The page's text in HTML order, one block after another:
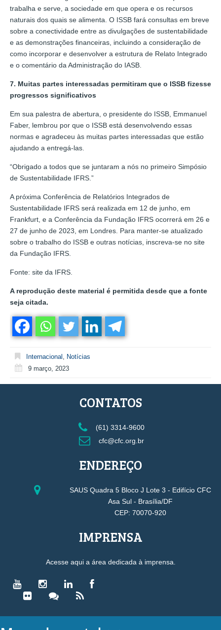
trabalha e serve, a sociedade em que opera e os recursos
naturais dos quais se alimenta. O ISSB fará consultas em breve
sobre a conectividade entre as divulgações de sustentabilidade
e as demonstrações financeiras, incluindo a consideração de
como incorporar e desenvolver a estrutura de Relato Integrado
e o comentário da Administração do IASB.
7. Muitas partes interessadas permitiram que o ISSB fizesse
progressos significativos
Em sua palestra de abertura, o presidente do ISSB, Emmanuel
Faber, lembrou por que o ISSB está desenvolvendo essas
normas e agradeceu às muitas partes interessadas que estão
ajudando a entregá-las.
“Obrigado a todos que se juntaram a nós no primeiro Simpósio
de Sustentabilidade IFRS.”
A próxima Conferência de Relatórios Integrados de
Sustentabilidade IFRS será realizada em 12 de junho, em
Frankfurt, e a Conferência da Fundação IFRS ocorrerá em 26 e
27 de junho de 2023, em Londres. Para manter-se atualizado
sobre o trabalho do ISSB e outras notícias, inscreva-se no site
da Fundação IFRS.
Fonte: site da IFRS.
A reprodução deste material é permitida desde que a fonte
seja citada.
Internacional
Notícias
9 março, 2023
CONTATOS
(61) 3314-9600
cfc@cfc.org.br
ENDEREÇO
SAUS Quadra 5 Bloco J Lote 3 - Edifício CFC
Asa Sul - Brasília/DF
CEP: 70070-920
IMPRENSA
Acesse aqui a área dedicada à imprensa.